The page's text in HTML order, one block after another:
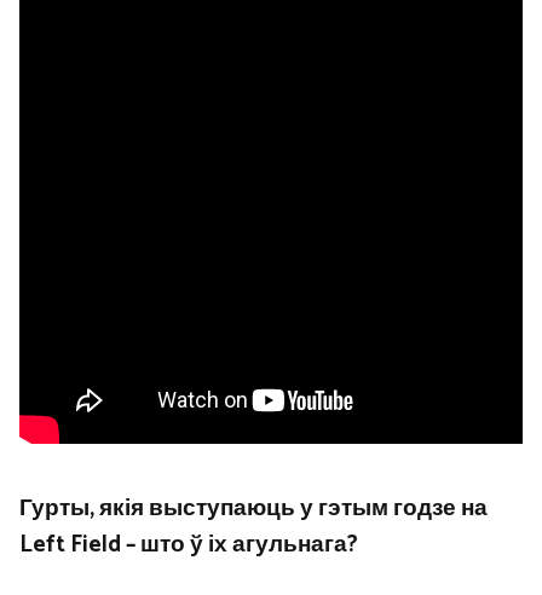
Гурты, якія выступаюць у гэтым годзе на
Left Field – што ў іх агульнага?